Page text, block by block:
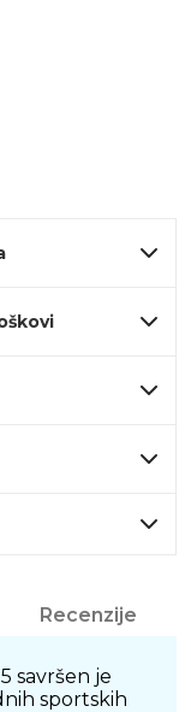
Recenzije
savršen je
sportskih